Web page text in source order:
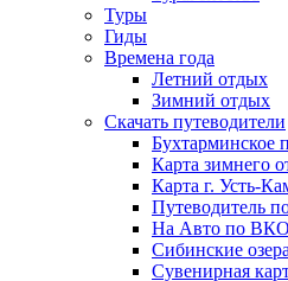
Туры
Гиды
Времена года
Летний отдых
Зимний отдых
Скачать путеводители
Бухтарминское
Карта зимнего
Карта г. Усть-
Путеводитель
На Авто по ВКО
Сибинские
Сувенирная